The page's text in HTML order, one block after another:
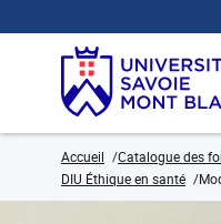
Accueil Catalogue des
DIU Éthique en santé